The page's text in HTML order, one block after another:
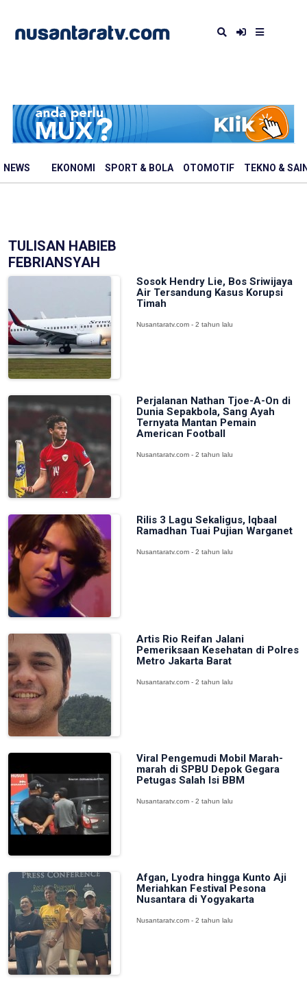
NEWS EKONOMI SPORT & BOLA OTOMOTIF TEKNO &
TULISAN HABIEB
FEBRIANSYAH
Sosok Hendry Lie, Bos Sriwijaya
Air Tersandung Kasus Korupsi
Timah
Nusantaratv.com - 2 tahun lalu
Perjalanan Nathan Tjoe-A-On di
Dunia Sepakbola, Sang Ayah
Ternyata Mantan Pemain
American Football
Nusantaratv.com - 2 tahun lalu
Rilis 3 Lagu Sekaligus, Iqbaal
Ramadhan Tuai Pujian Warganet
Nusantaratv.com - 2 tahun lalu
Artis Rio Reifan Jalani
Pemeriksaan Kesehatan di Polres
Metro Jakarta Barat
Nusantaratv.com - 2 tahun lalu
Viral Pengemudi Mobil Marah-
marah di SPBU Depok Gegara
Petugas Salah Isi BBM
Nusantaratv.com - 2 tahun lalu
Afgan, Lyodra hingga Kunto Aji
Meriahkan Festival Pesona
Nusantara di Yogyakarta
Nusantaratv.com - 2 tahun lalu